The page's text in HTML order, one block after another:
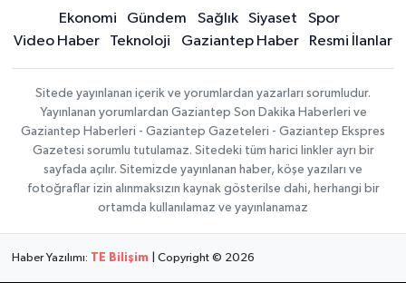
Ekonomi Gündem Sağlık Siyaset
Spor
Video Haber
Teknoloji Gaziantep Haber Resmi İlanlar
Sitede yayınlanan içerik ve yorumlardan yazarları sorumludur.
Yayınlanan yorumlardan Gaziantep Son Dakika Haberleri ve
Gaziantep Haberleri - Gaziantep Gazeteleri - Gaziantep Ekspres
Gazetesi sorumlu tutulamaz. Sitedeki tüm harici linkler ayrı bir
sayfada açılır. Sitemizde yayınlanan haber, köşe yazıları ve
fotoğraflar izin alınmaksızın kaynak gösterilse dahi, herhangi bir
ortamda kullanılamaz ve yayınlanamaz
Haber Yazılımı: TE Bilişim | Copyright © 2026